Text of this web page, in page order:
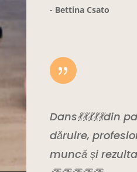
- Bettina Csato
{
dăruire,
muncă și